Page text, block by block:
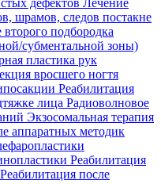
дефектов Лечение
шрамов, следов постакне
второго подбородка
субментальной зоны)
пластика рук
вросшего ногтя
Реабилитация
лица Радиоволновое
Экзосомальная терапия
аппаратных методик
Реабилитация
Реабилитация после